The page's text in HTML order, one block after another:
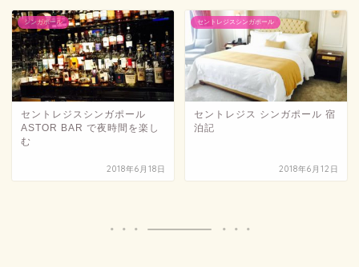
シンガポール
セントレジスシンガポール
ASTOR BAR で夜時間を楽し
む
2018年6月18日
セントレジスシンガポール
セントレジス シンガポール 宿
泊記
2018年6月12日